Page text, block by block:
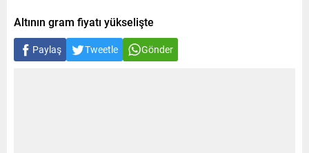
Altının gram fiyatı yükselişte
Paylaş Tweetle Gönder